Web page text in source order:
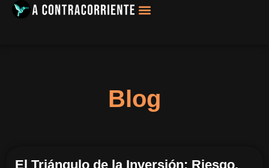
Blog
El Triángulo de la Inversión: Riesgo,